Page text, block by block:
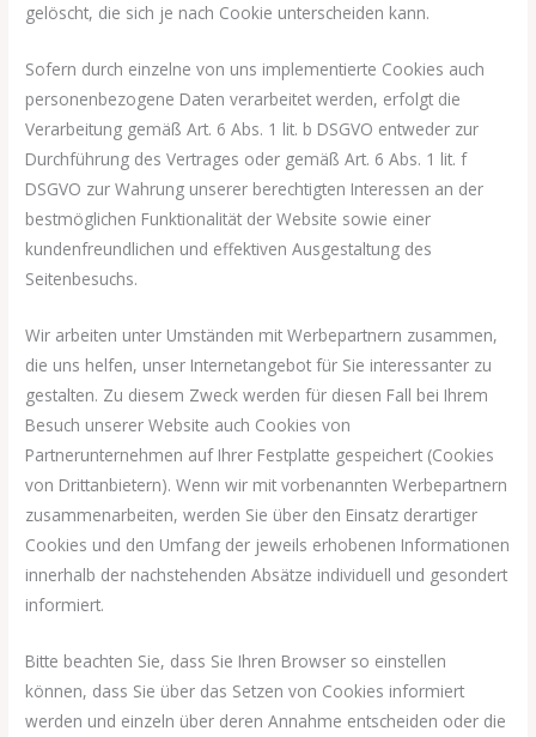
gelöscht, die sich je nach Cookie unterscheiden kann.
Sofern durch einzelne von uns implementierte Cookies auch
personenbezogene Daten verarbeitet werden, erfolgt die
Verarbeitung gemäß Art. 6 Abs. 1 lit. b DSGVO entweder zur
Durchführung des Vertrages oder gemäß Art. 6 Abs. 1 lit. f
DSGVO zur Wahrung unserer berechtigten Interessen an der
bestmöglichen Funktionalität der Website sowie einer
kundenfreundlichen und effektiven Ausgestaltung des
Seitenbesuchs.
Wir arbeiten unter Umständen mit Werbepartnern zusammen,
die uns helfen, unser Internetangebot für Sie interessanter zu
gestalten. Zu diesem Zweck werden für diesen Fall bei Ihrem
Besuch unserer Website auch Cookies von
Partnerunternehmen auf Ihrer Festplatte gespeichert (Cookies
von Drittanbietern). Wenn wir mit vorbenannten Werbepartnern
zusammenarbeiten, werden Sie über den Einsatz derartiger
Cookies und den Umfang der jeweils erhobenen Informationen
innerhalb der nachstehenden Absätze individuell und gesondert
informiert.
Bitte beachten Sie, dass Sie Ihren Browser so einstellen
können, dass Sie über das Setzen von Cookies informiert
werden und einzeln über deren Annahme entscheiden oder die